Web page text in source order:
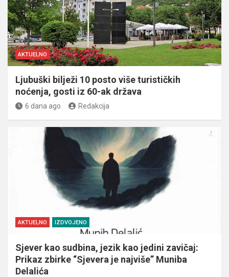
AKTUELNO
Ljubuški bilježi 10 posto više turističkih
noćenja, gosti iz 60-ak država
6 dana ago Redakcija
AKTUELNO IZDVOJENO
Sjever kao sudbina, jezik kao jedini zavičaj:
Prikaz zbirke “Sjevera je najviše” Muniba
Delalića